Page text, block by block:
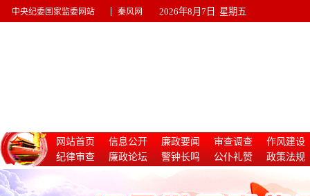
中央纪委国家监委网站 秦风网 2026年8月7日 星期五
网站首页 信息公开 廉政要闻 审查调查
作风建设
纪律审查
廉政论坛 警钟长鸣 公仆礼赞
政策法规